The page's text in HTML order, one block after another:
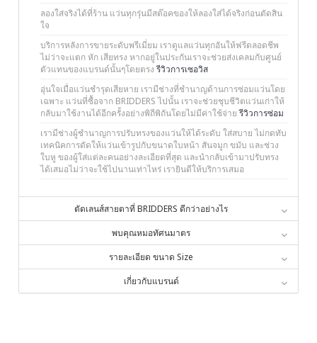
ลองใส่จริงได้ที่ร้าน แว่นทุกรุ่นมีสต๊อคของให้ลองใส่ได้จริงก่อนตัดสิน
ใจ
บริการหลังการขายระดับพรีเมี่ยม เราดูแลแว่นทุกอันให้ฟรีตลอดชีพ
ไม่ว่าจะแตก หัก เสียทรง หากอยู่ในประกันเราจะช่วยส่งเคลมกับศูนย์
ตัวแทนของแบรนด์นั้นๆโดยตรงรีวิวการเซอวิส
อุ่นใจเมื่อแว่นชำรุดเสียหาย เรามีช่างที่ชำนาญด้านการซ่อมแว่นโดย
เฉพาะ แว่นที่ซื้อจาก BRIDDERS ไปนั้น เราจะช่วยชุบชีวิตแว่นเก่าให้
กลับมาใช้งานได้อีกครั้งอย่างพิถีพิถันโดยไม่มีค่าใช้จ่ายรีวิวการซ่อม
เรามีช่างผู้ชำนาญการปรับทรงของแว่นให้ได้ระดับ ใส่สบาย ไม่กดทับ
เทคนิคการดัดให้แว่นเข้ารูปกับขนาดใบหน้า สันจมูก ขมับ และช่วง
ใบหู ของผู้ใส่แต่ละคนอย่างละเอียดที่สุด และนำกลับเข้ามาปรับทรง
ได้เสมอไม่ว่าจะใช้ไปนานเท่าไหร่ เรายินดีให้บริการเสมอ
ตัดเลนส์สายตาที่ BRIDDERS ดีกว่าอย่างไร
พบคุณหมอทัศนมาตร
รายละเอียด ขนาด Size
เกี่ยวกับแบรนด์